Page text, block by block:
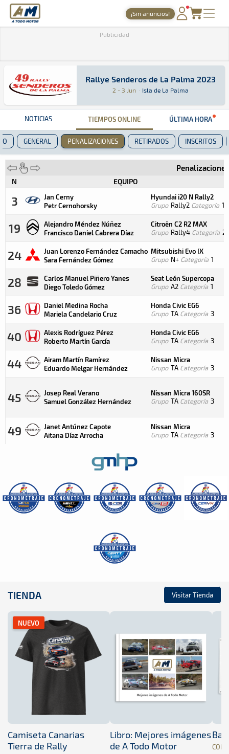
A Todo Motor · Revista del motor desde 1999
¡Sin anuncios!
NOTICIAS
AGENDA
GALERÍAS
TIENDA
ARCHIVO
Publicidad
Rallye Senderos de La Palma 2023
Rallye Senderos de La Palma 2023
2 - 3 Jun · Isla de La Palma
Rally · Rallye Senderos de La Palma 2023:
Isla de La PalmaIsla de La Palma
NOTICIAS TIEMPOS ONLINE ÚLTIMA HORA
GENERAL PENALIZACIONES RETIRADOS INSCRITOS
Penalizaciones
N EQUIPO
3
Jan Cerny
Petr Cernohorsky
Hyundai i20 N Rally2
Grupo Rally2 Categoría 1
19
Alejandro Méndez Núñez
Francisco Daniel Cabrera Díaz
Citroën C2 R2 MAX
Grupo Rally4 Categoría 2
24
Juan Lorenzo Fernández Camacho
Sara Fernández Gómez
Mitsubishi Evo IX
Grupo N+ Categoría 1
28
Carlos Manuel Piñero Yanes
Diego Toledo Gómez
Seat León Supercopa
Grupo A2 Categoría 1
36
Daniel Medina Rocha
Mariela Candelario Cruz
Honda Civic EG6
Grupo TA Categoría 3
40
Alexis Rodríguez Pérez
Roberto Martín García
Honda Civic EG6
Grupo TA Categoría 3
44
Airam Martín Ramírez
Eduardo Melgar Hernández
Nissan Micra
Grupo TA Categoría 3
45
Josep Real Verano
Samuel González Hernández
Nissan Micra 160SR
Grupo TA Categoría 3
49
Janet Antúnez Capote
Aitana Díaz Arrocha
Nissan Micra
Grupo TA Categoría 3
TIENDA Visitar Tienda
NUEVO
Camiseta Canarias
Tierra de Rally
Libro: Mejores imágenes
de A Todo Motor